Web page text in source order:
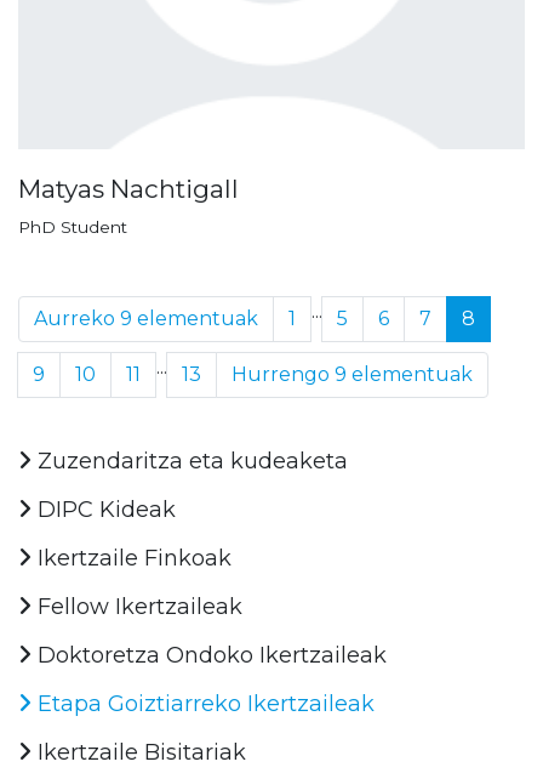
Matyas Nachtigall
PhD Student
Aurreko 9 elementuak 1 ... 5 6 7 8
9 10 11 ... 13 Hurrengo 9 elementuak
Zuzendaritza eta kudeaketa
DIPC Kideak
Ikertzaile Finkoak
Fellow Ikertzaileak
Doktoretza Ondoko Ikertzaileak
Etapa Goiztiarreko Ikertzaileak
Ikertzaile Bisitariak